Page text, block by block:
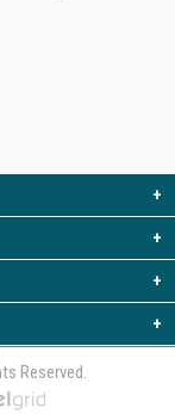
+
+
+
+
Reserved.